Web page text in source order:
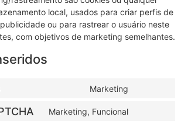
local, usados para criar perfis de
ou para rastrear o usuário neste
com objetivos de marketing semelhantes.
Marketing
Marketing, Funcional